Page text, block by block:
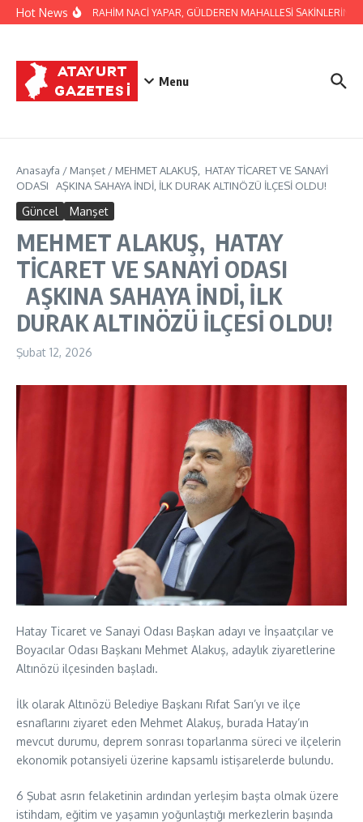
İçeriğe atla
Hot News
BAŞKAN İBRAHİM NACİ YAPAR, GÜLDEREN MAHALLESİ SAKİNLERİNİ
Menu
Anasayfa / Manşet / MEHMET ALAKUŞ, HATAY TİCARET VE SANAYİ
ODASI AŞKINA SAHAYA İNDİ, İLK DURAK ALTINÖZÜ İLÇESİ OLDU!
Güncel Manşet
MEHMET ALAKUŞ, HATAY
TİCARET VE SANAYİ ODASI
AŞKINA SAHAYA İNDİ, İLK
DURAK ALTINÖZÜ İLÇESİ OLDU!
Şubat 12, 2026
Hatay Ticaret ve Sanayi Odası Başkan adayı ve İnşaatçılar ve
Boyacılar Odası Başkanı Mehmet Alakuş, adaylık ziyaretlerine
Altınözü ilçesinden başladı.
İlk olarak Altınözü Belediye Başkanı Rıfat Sarı’yı ve ilçe
esnaflarını ziyaret eden Mehmet Alakuş, burada Hatay’ın
mevcut durumu, deprem sonrası toparlanma süreci ve ilçelerin
ekonomik potansiyeli üzerine kapsamlı istişarelerde bulundu.
6 Şubat asrın felaketinin ardından yerleşim başta olmak üzere
istihdam, eğitim ve yaşamın yoğunlaştığı merkezlerin başında